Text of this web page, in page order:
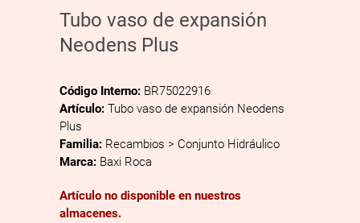
Tubo vaso de expansión
Neodens Plus
Código Interno: BR75022916
Artículo: Tubo vaso de expansión Neodens
Plus
Familia: Recambios > Conjunto Hidráulico
Marca: Baxi Roca
Artículo no disponible en nuestros
almacenes.